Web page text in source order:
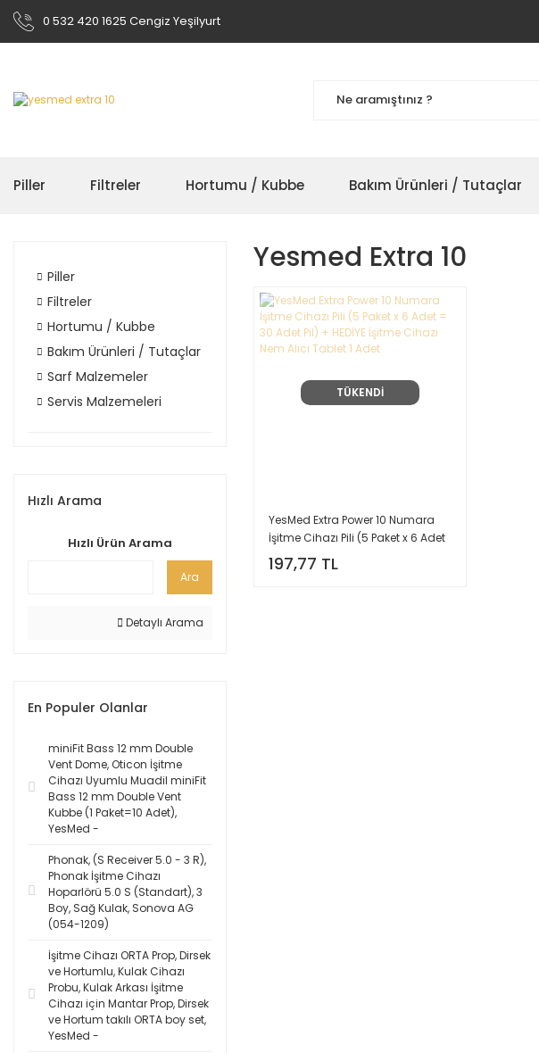
0 532 420 1625 Cengiz Yeşilyurt
Piller Filtreler Hortumu / Kubbe Bakım Ürünleri / Tutaçlar
Piller
Filtreler
Hortumu / Kubbe
Bakım Ürünleri / Tutaçlar
Sarf Malzemeler
Servis Malzemeleri
Hızlı Arama
Hızlı Ürün Arama
Ara
Detaylı Arama
En Populer Olanlar
miniFit Bass 12 mm Double
Vent Dome, Oticon İşitme
Cihazı Uyumlu Muadil miniFit
Bass 12 mm Double Vent
Kubbe (1 Paket=10 Adet),
YesMed -
Phonak, (S Receiver 5.0 - 3 R),
Phonak İşitme Cihazı
Hoparlörü 5.0 S (Standart), 3
Boy, Sağ Kulak, Sonova AG
(054-1209)
İşitme Cihazı ORTA Prop, Dirsek
ve Hortumlu, Kulak Cihazı
Probu, Kulak Arkası İşitme
Cihazı için Mantar Prop, Dirsek
ve Hortum takılı ORTA boy set,
YesMed -
Yesmed Extra 10
TÜKENDİ
YesMed Extra Power 10 Numara
İşitme Cihazı Pili (5 Paket x 6 Adet
= 30 Adet Pil) + HEDİYE İşitme
Cihazı Nem Alıcı Tablet 1 Adet
197,77 TL